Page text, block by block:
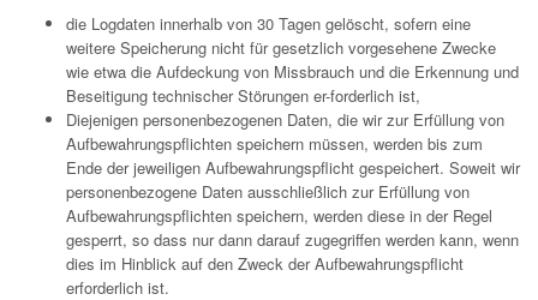
die Logdaten innerhalb von 30 Tagen gelöscht, sofern eine
weitere Speicherung nicht für gesetzlich vorgesehene Zwecke
wie etwa die Aufdeckung von Missbrauch und die Erkennung und
Beseitigung technischer Störungen er-forderlich ist,
Diejenigen personenbezogenen Daten, die wir zur Erfüllung von
Aufbewahrungspflichten speichern müssen, werden bis zum
Ende der jeweiligen Aufbewahrungspflicht gespeichert. Soweit wir
personenbezogene Daten ausschließlich zur Erfüllung von
Aufbewahrungspflichten speichern, werden diese in der Regel
gesperrt, so dass nur dann darauf zugegriffen werden kann, wenn
dies im Hinblick auf den Zweck der Aufbewahrungspflicht
erforderlich ist.